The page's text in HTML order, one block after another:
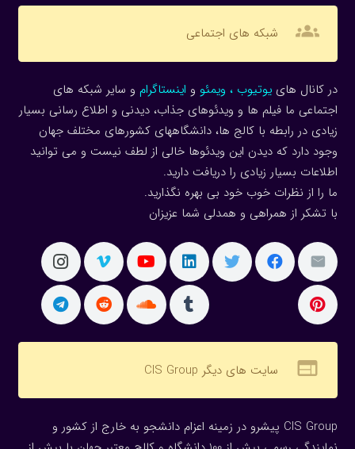
groups شبکه های اجتماعی
در کانال هاییوتیوب ، ویمئو و اینستاگرام و سایر شبکه های
اجتماعی ما فیلم ها و ویدئوهای جذاب، دیدنی و اطلاع رسانی بسیار
زیادی در رابطه با کالج ها، دانشگاههای کشورهای مختلف جهان
وجود دارد که دیدن این ویدئوها خالی از لطف نیست و می توانید
اطلاعات بسیار زیادی را دریافت دارید.
ما را از نظرات خوب خود بی بهره نگذارید.
با تشکر از همراهی و همدلی شما عزیزان
web سایت های دیگر CIS Group
CIS Group پیشرو در زمینه اعزام دانشجو به خارج از کشور و